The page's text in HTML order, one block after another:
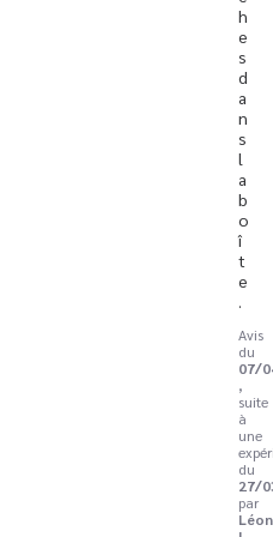
h
e
s
d
a
n
s
l
a
b
o
î
t
e
Avis
du
07/
,
suite
à
une
du
27/
par